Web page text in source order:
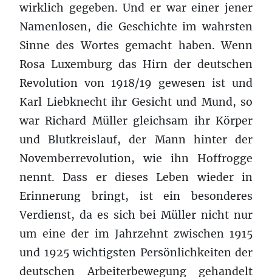
wirklich gegeben. Und er war einer jener
Namenlosen, die Geschichte im wahrsten
Sinne des Wortes gemacht haben. Wenn
Rosa Luxemburg das Hirn der deutschen
Revolution von 1918/19 gewesen ist und
Karl Liebknecht ihr Gesicht und Mund, so
war Richard Müller gleichsam ihr Körper
und Blutkreislauf, der Mann hinter der
Novemberrevolution, wie ihn Hoffrogge
nennt. Dass er dieses Leben wieder in
Erinnerung bringt, ist ein besonderes
Verdienst, da es sich bei Müller nicht nur
um eine der im Jahrzehnt zwischen 1915
und 1925 wichtigsten Persönlichkeiten der
deutschen Arbeiterbewegung gehandelt